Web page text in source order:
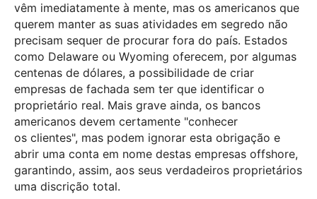
vêm imediatamente à mente, mas os americanos que
querem manter as suas atividades em segredo não
precisam sequer de procurar fora do país. Estados
como Delaware ou Wyoming oferecem, por algumas
centenas de dólares, a possibilidade de criar
empresas de fachada sem ter que identificar o
proprietário real. Mais grave ainda, os bancos
americanos devem certamente "conhecer
os clientes", mas podem ignorar esta obrigação e
abrir uma conta em nome destas empresas offshore,
garantindo, assim, aos seus verdadeiros proprietários
uma discrição total.